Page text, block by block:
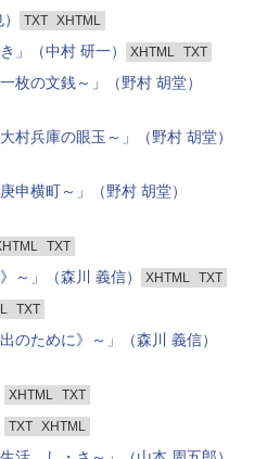
TXT XHTML
」（中村 研一） XHTML TXT
枚の文銭～」（野村 胡堂）
村兵庫の眼玉～」（野村 胡堂）
申横町～」（野村 胡堂）
TXT
～」（森川 義信） XHTML TXT
TXT
のために》～」（森川 義信）
XHTML TXT
TXT XHTML